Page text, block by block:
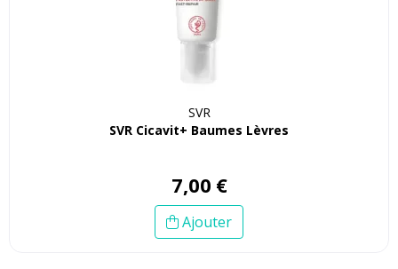
SVR
SVR Cicavit+ Baumes Lèvres
7,00 €
Ajouter